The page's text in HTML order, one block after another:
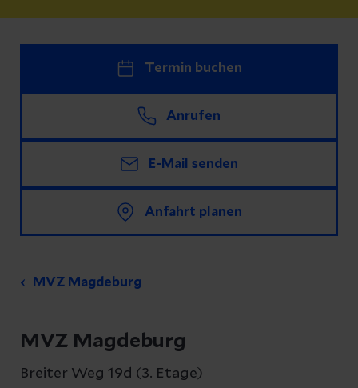
Termin buchen
Anrufen
E-Mail senden
Anfahrt planen
MVZ Magdeburg
MVZ Magdeburg
Breiter Weg 19d (3. Etage)